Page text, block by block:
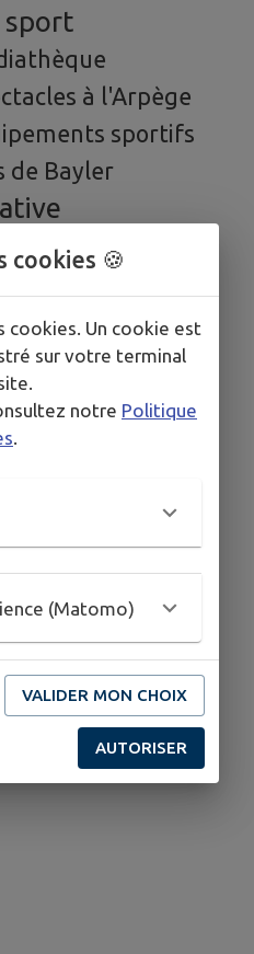
sport
à l'Arpège
sportifs
de Bayler
associations
et labyrinthe
de Tourisme
de loisirs de
cookies 🍪
cookies. Un cookie est
sur votre terminal
notre Politique
.
(Matomo)
VALIDER MON CHOIX
AUTORISER